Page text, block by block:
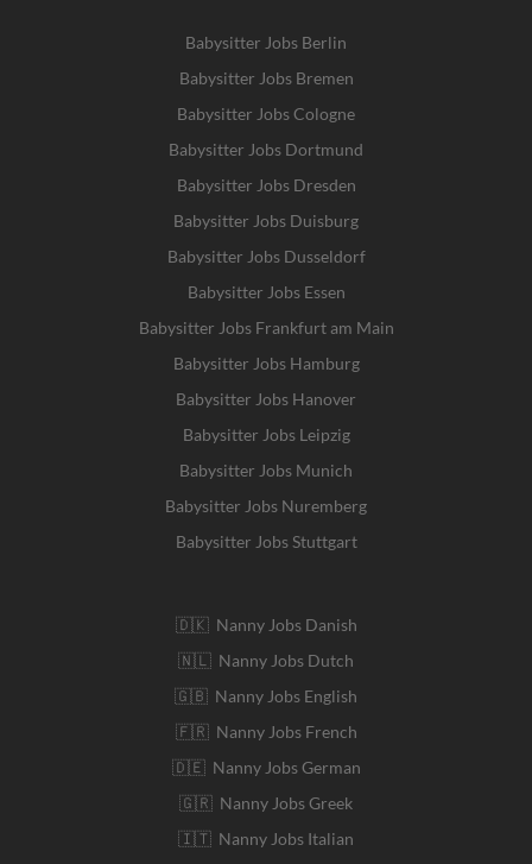
Babysitter Jobs Berlin
Babysitter Jobs Bremen
Babysitter Jobs Cologne
Babysitter Jobs Dortmund
Babysitter Jobs Dresden
Babysitter Jobs Duisburg
Babysitter Jobs Dusseldorf
Babysitter Jobs Essen
Babysitter Jobs Frankfurt am Main
Babysitter Jobs Hamburg
Babysitter Jobs Hanover
Babysitter Jobs Leipzig
Babysitter Jobs Munich
Babysitter Jobs Nuremberg
Babysitter Jobs Stuttgart
🇩🇰 Nanny Jobs Danish
🇳🇱 Nanny Jobs Dutch
🇬🇧 Nanny Jobs English
🇫🇷 Nanny Jobs French
🇩🇪 Nanny Jobs German
🇬🇷 Nanny Jobs Greek
🇮🇹 Nanny Jobs Italian